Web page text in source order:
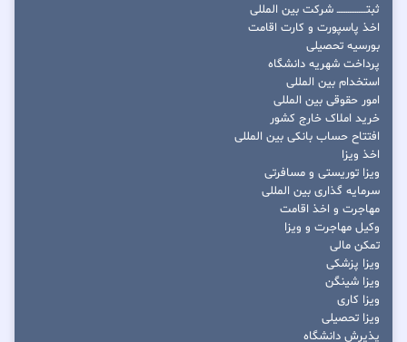
ثبتــــــــــــــــ شرکت بین المللی
اخذ پاسپورت و کارت اقامت
بورسیه تحصیلی
پرداخت شهریه دانشگاه
استخدام بین المللی
امور حقوقی بین المللی
خرید املاک خارج کشور
افتتاح حساب بانکی بین المللی
اخذ ویزا
ویزا توریستی و مسافرتی
سرمایه گذاری بین المللی
مهاجرت و اخذ اقامت
وکیل مهاجرت و ویزا
تمکن مالی
ویزا پزشکی
ویزا شینگن
ویزا کاری
ویزا تحصیلی
پذیرش دانشگاه